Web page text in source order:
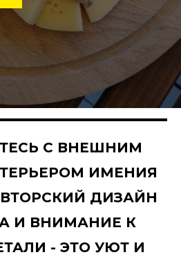
С ВНЕШНИМ
ИМЕНИЯ
ДИЗАЙН
И ВНИМАНИЕ К
- ЭТО УЮТ И